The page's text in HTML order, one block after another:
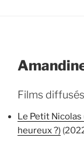
Films diffusés
Le Petit Nicolas
heureux ?)